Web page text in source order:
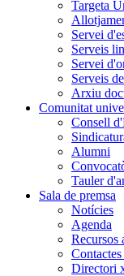
Targeta
Servei
Serveis
Servei
Serveis
Arxiu
Comunitat
Consell
Alumni
Tauler
Sala de premsa
Notícies
Agenda
Recursos
Directori